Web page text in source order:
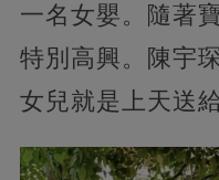
一名女嬰。隨著
特別高興。陳宇
女兒就是上天送